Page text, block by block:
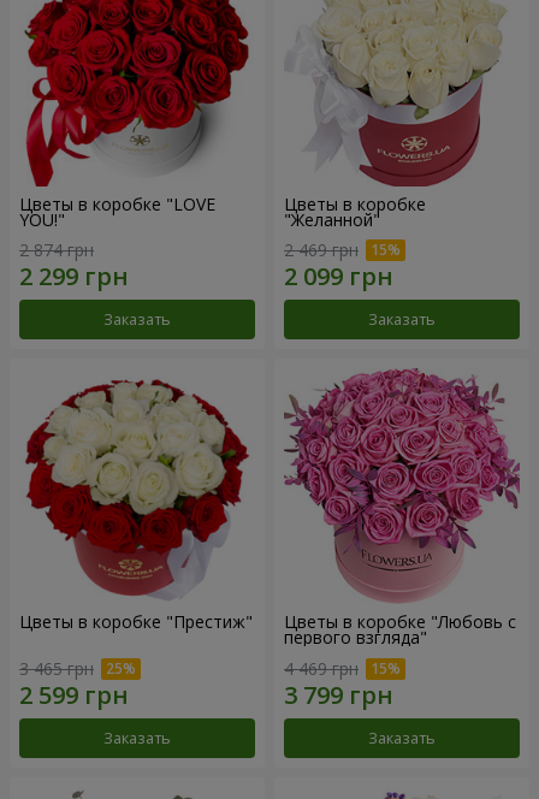
Цветы в коробке "LOVE
YOU!"
2 874 грн
Заказать
Цветы в коробке
"Желанной"
2 469 грн
Заказать
Цветы в коробке "Престиж"
3 465 грн
Заказать
Цветы в коробке "Любовь с
первого взгляда"
4 469 грн
Заказать